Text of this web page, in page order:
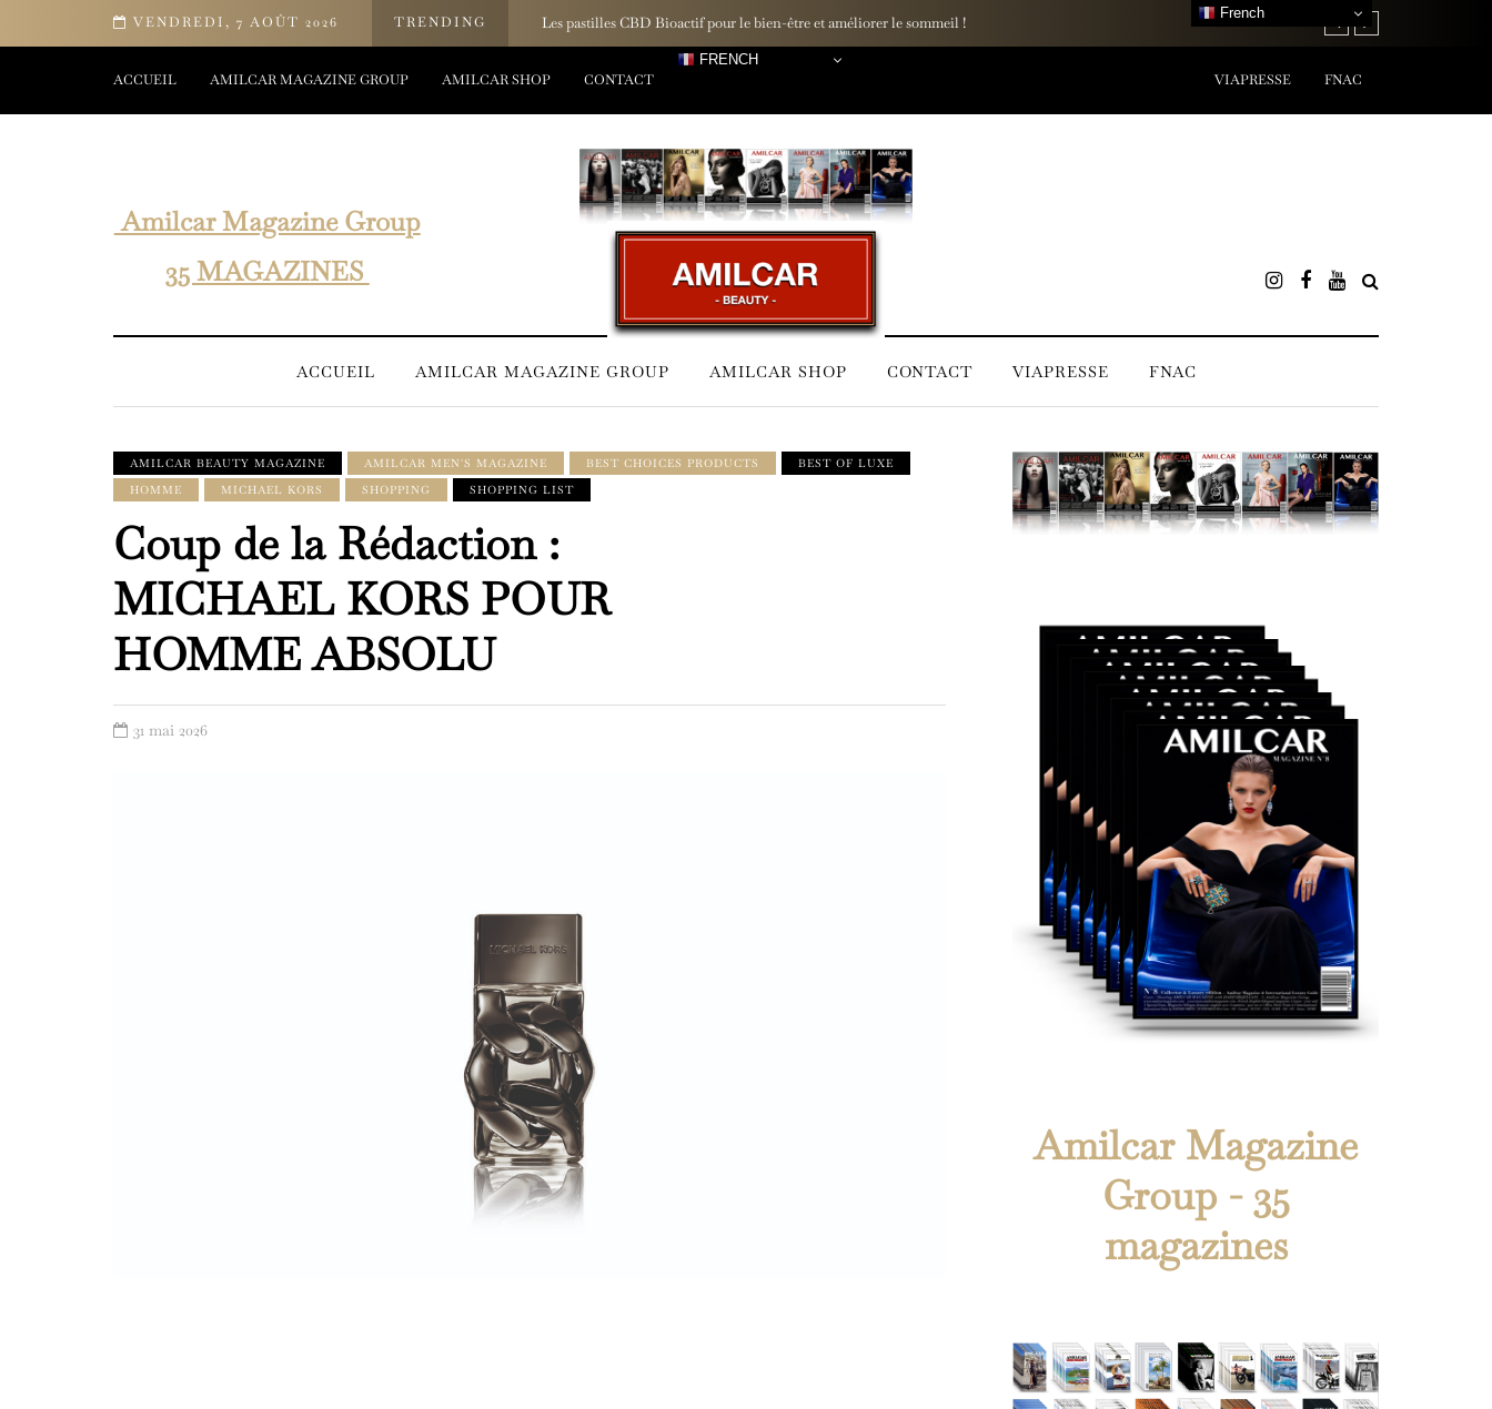
VENDREDI, 7 AOÛT 2026 TRENDING
Les pastilles CBD Bioactif pour le bien-être et améliorer le sommeil ! NOUVEAUTÉ - L’OLIVIER DE LEOS - HUILE NETTOYANTE DÉMAQUILLANTE
ACCUEIL AMILCAR MAGAZINE GROUP AMILCAR SHOP FNAC
VIAPRESSE
CONTACT
FRENCH
Amilcar Magazine Group
35 MAGAZINES
ACCUEIL AMILCAR MAGAZINE GROUP AMILCAR SHOP FNAC
VIAPRESSE
CONTACT
AMILCAR BEAUTY MAGAZINE AMILCAR MEN'S MAGAZINE BEST CHOICES PRODUCTS
BEST OF LUXE
HOMME
MICHAEL KORS SHOPPING SHOPPING LIST
Coup de la Rédaction :
MICHAEL KORS POUR
HOMME ABSOLU
31 mai 2026
Amilcar Magazine
Group - 35
magazines
French